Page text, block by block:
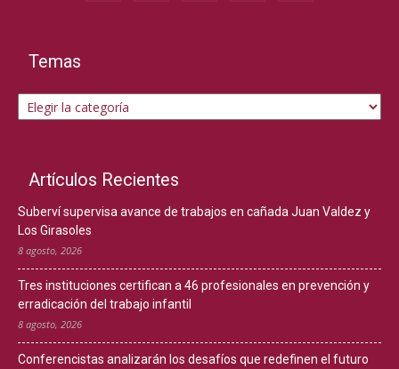
Temas
Temas
Artículos Recientes
Suberví supervisa avance de trabajos en cañada Juan Valdez y
Los Girasoles
8 agosto, 2026
Tres instituciones certifican a 46 profesionales en prevención y
erradicación del trabajo infantil
8 agosto, 2026
Conferencistas analizarán los desafíos que redefinen el futuro